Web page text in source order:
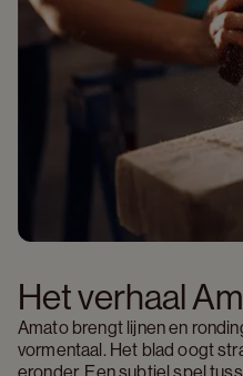
Het verhaal
Amato brengt lijnen en
vormentaal. Het blad oogt